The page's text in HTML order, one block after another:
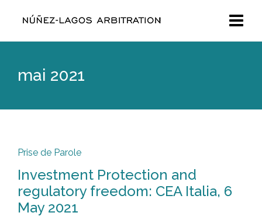
mai 2021
Prise de Parole
Investment Protection and
regulatory freedom: CEA Italia, 6
May 2021